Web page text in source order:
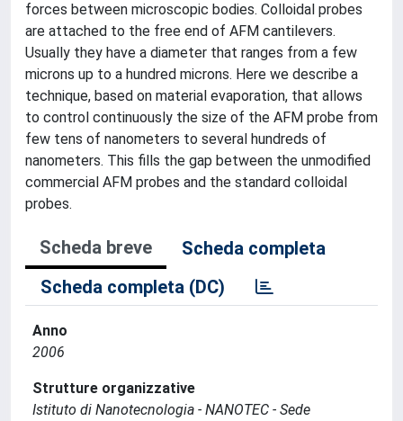
forces between microscopic bodies. Colloidal probes
are attached to the free end of AFM cantilevers.
Usually they have a diameter that ranges from a few
microns up to a hundred microns. Here we describe a
technique, based on material evaporation, that allows
to control continuously the size of the AFM probe from
few tens of nanometers to several hundreds of
nanometers. This fills the gap between the unmodified
commercial AFM probes and the standard colloidal
probes.
Scheda breve
Scheda completa
Scheda completa (DC)
Anno
2006
Strutture organizzative
Istituto di Nanotecnologia - NANOTEC - Sede